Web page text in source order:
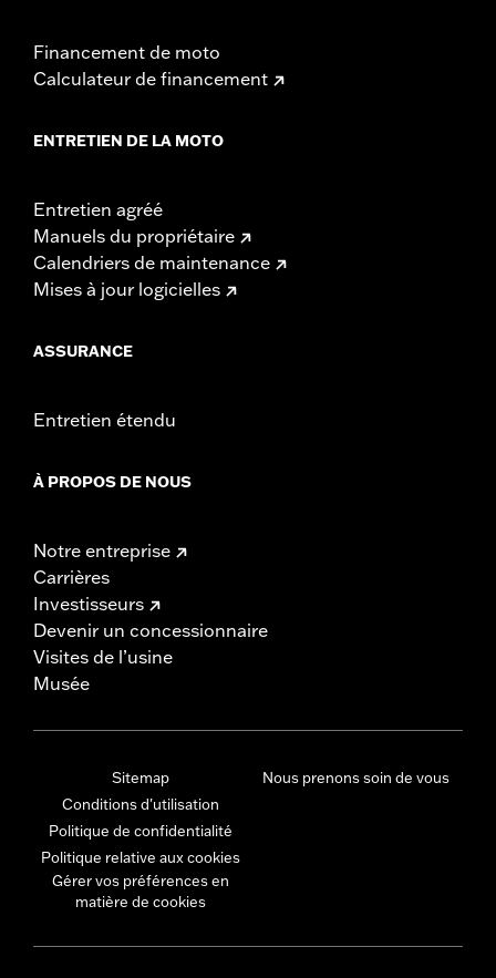
Financement de moto
Calculateur de financement
ENTRETIEN DE LA MOTO
Entretien agréé
Manuels du propriétaire
Calendriers de maintenance
Mises à jour logicielles
ASSURANCE
Entretien étendu
À PROPOS DE NOUS
Notre entreprise
Carrières
Investisseurs
Devenir un concessionnaire
Visites de l’usine
Musée
Sitemap
Conditions d'utilisation
Politique de confidentialité
Politique relative aux cookies
Gérer vos préférences en
matière de cookies
Nous prenons soin de vous